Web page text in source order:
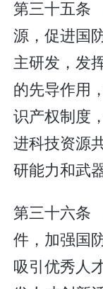
第三十五条
源，促进国
主研发，发
的先导作用
识产权制度
进科技资源
研能力和武
第三十六条
件，加强国
吸引优秀人